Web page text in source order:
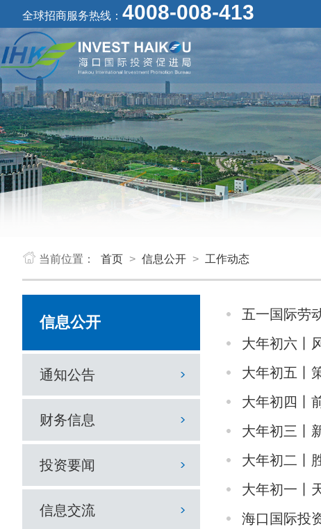
全球招商服务热线： 4008-008-413
当前位置： 首页 > 信息公开 > 工作动态
信息公开
通知公告
财务信息
投资要闻
信息交流
五一国际劳
大年初六丨
大年初五丨
大年初四丨
大年初三丨
大年初二丨
大年初一丨
海口国际投